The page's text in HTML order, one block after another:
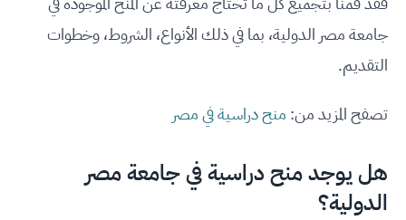
جامعة مصر الدولية، بما في ذلك الأنواع، الشروط، وخطوات
التقديم.
تصفح المزيد من: منح دراسية في مصر
هل يوجد منح دراسية في جامعة مصر
الدولية؟